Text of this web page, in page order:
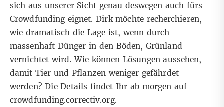
sich aus unserer Sicht genau deswegen auch fürs
Crowdfunding eignet. Dirk möchte recherchieren,
wie dramatisch die Lage ist, wenn durch
massenhaft Dünger in den Böden, Grünland
vernichtet wird. Wie können Lösungen aussehen,
damit Tier und Pflanzen weniger gefährdet
werden? Die Details findet Ihr ab morgen auf
crowdfunding.correctiv.org.